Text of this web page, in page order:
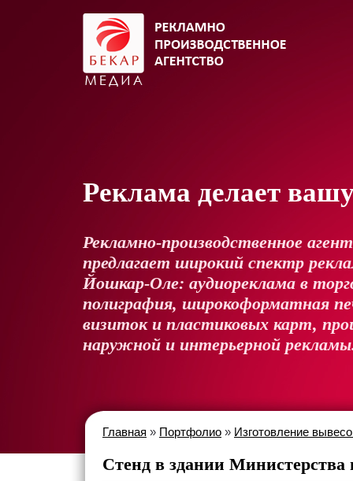
Реклама делает
Рекламно-производственное
предлагает широкий спектр
Йошкар-Оле: аудиореклама в
полиграфия, широкоформатная
визиток и пластиковых карт,
наружной и интерьерной
Главная » Портфолио » Изготовление
Стенд в здании Министерства